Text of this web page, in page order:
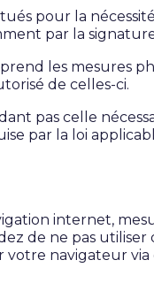
pour la
par la
les mesures
de celles-ci.
pas celle
par la loi
internet,
de ne pas
votre navigateur